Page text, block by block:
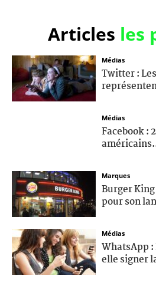
Articles les
Médias
Twitter :
Médias
Facebook :
Marques
Burger King
pour son
Médias
WhatsApp
elle signer